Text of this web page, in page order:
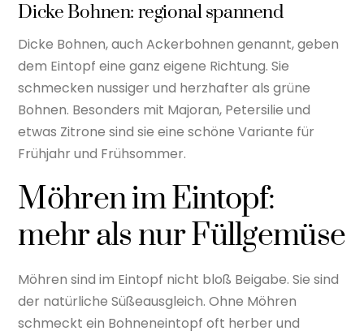
Dicke Bohnen: regional spannend
Dicke Bohnen, auch Ackerbohnen genannt, geben
dem Eintopf eine ganz eigene Richtung. Sie
schmecken nussiger und herzhafter als grüne
Bohnen. Besonders mit Majoran, Petersilie und
etwas Zitrone sind sie eine schöne Variante für
Frühjahr und Frühsommer.
Möhren im Eintopf:
mehr als nur Füllgemüse
Möhren sind im Eintopf nicht bloß Beigabe. Sie sind
der natürliche Süßeausgleich. Ohne Möhren
schmeckt ein Bohneneintopf oft herber und